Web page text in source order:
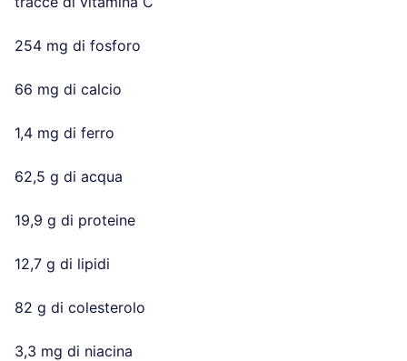
254 mg di fosforo
66 mg di calcio
1,4 mg di ferro
62,5 g di acqua
19,9 g di proteine
12,7 g di lipidi
82 g di colesterolo
3,3 mg di niacina